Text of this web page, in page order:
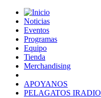
Noticias
Eventos
Programas
Equipo
Tienda
Merchandising
APOYANOS
PELAGATOS IRADIO